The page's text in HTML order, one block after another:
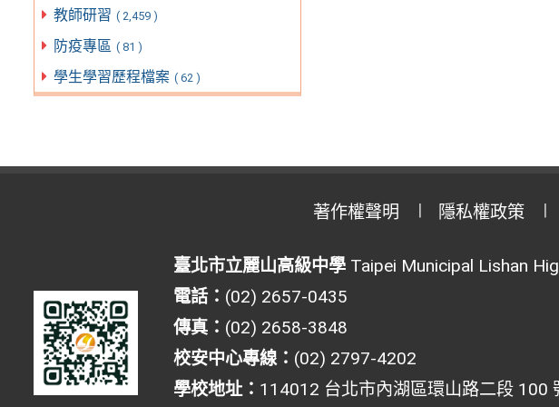
教師研習 ( 2,459 )
防疫專區 ( 81 )
學生學習歷程檔案 ( 62 )
著作權聲明 隱私權政策
臺北市立麗山高級中學Taipei Municipal Lishan
電話： (02) 2657-0435
傳真： (02) 2658-3848
校安中心專線： (02) 2797-4202
學校地址： 114012 台北市內湖區環山路二段 100